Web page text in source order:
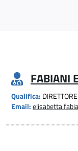
FABIANI
Qualifica:
Email: